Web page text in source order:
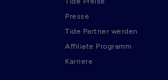
Presse
Tide Partner werden
Affiliate Programm
Karriere